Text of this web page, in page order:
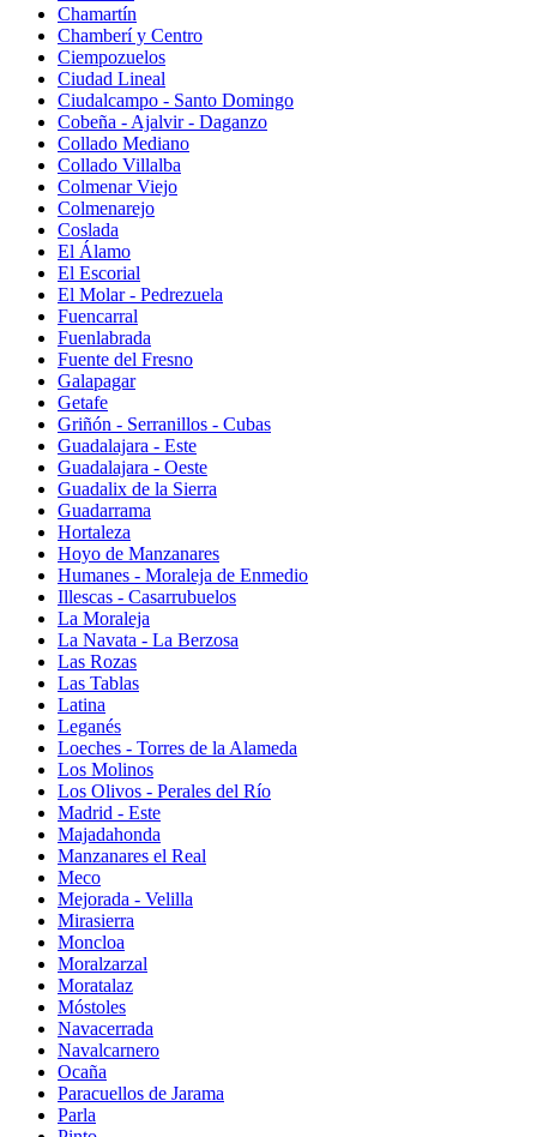
Chamartín
Chamberí y Centro
Ciempozuelos
Ciudad Lineal
Ciudalcampo - Santo Domingo
Cobeña - Ajalvir - Daganzo
Collado Mediano
Collado Villalba
Colmenar Viejo
Colmenarejo
Coslada
El Álamo
El Escorial
El Molar - Pedrezuela
Fuencarral
Fuenlabrada
Fuente del Fresno
Galapagar
Getafe
Griñón - Serranillos - Cubas
Guadalajara - Este
Guadalajara - Oeste
Guadalix de la Sierra
Guadarrama
Hortaleza
Hoyo de Manzanares
Humanes - Moraleja de Enmedio
Illescas - Casarrubuelos
La Moraleja
La Navata - La Berzosa
Las Rozas
Las Tablas
Latina
Leganés
Loeches - Torres de la Alameda
Los Molinos
Los Olivos - Perales del Río
Madrid - Este
Majadahonda
Manzanares el Real
Meco
Mejorada - Velilla
Mirasierra
Moncloa
Moralzarzal
Moratalaz
Móstoles
Navacerrada
Navalcarnero
Ocaña
Paracuellos de Jarama
Parla